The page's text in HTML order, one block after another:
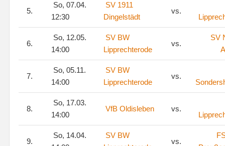
5.
So, 07.04.
12:30
SV 1911
Dingelstädt
vs.
6.
So, 12.05.
14:00
SV BW
Lipprechterode
vs.
SV
7.
So, 05.11.
14:00
SV BW
Lipprechterode
vs.
8.
So, 17.03.
14:00
VfB Oldisleben vs.
9.
So, 14.04.
SV BW
vs.